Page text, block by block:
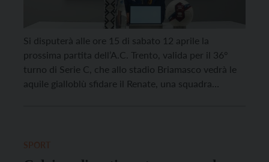
Si disputerà alle ore 15 di sabato 12 aprile la
prossima partita dell’A.C. Trento, valida per il 36°
turno di Serie C, che allo stadio Briamasco vedrà le
aquile gialloblù sfidare il Renate, una squadra